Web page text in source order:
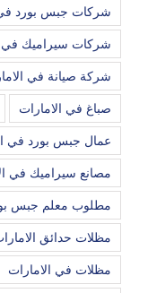
شركات جبس بورد في
شركات سيراميك في
شركة صيانة في
صباغ في الامارات
عمال جبس بورد في
مصانع سيراميك في
مطلوب معلم جبس
مظلات حدائق
مظلات في الامارات